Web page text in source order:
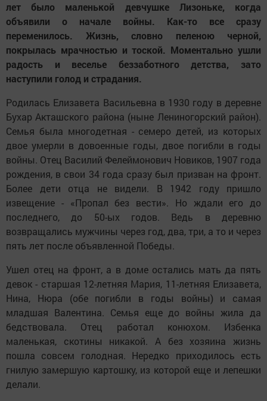
лет было маленькой девчушке Лизоньке, когда
объявили о начале войны. Как-то все сразу
переменилось. Жизнь, словно пеленою черной,
покрылась мрачностью и тоской. Моментально ушли
радость и веселье беззаботного детства, зато
наступили голод и страдания.
Родилась Елизавета Васильевна в 1930 году в деревне
Бухар Акташского района (ныне Лениногорский район).
Семья была многодетная - семеро детей, из которых
двое умерли в довоенные годы, двое погибли в годы
войны. Отец Василий Фелеймонович Новиков, 1907 года
рождения, в свои 34 года сразу был призван на фронт.
Более дети отца не видели. В 1942 году пришло
извещение - «Пропал без вести». Но ждали его до
последнего, до 50-ых годов. Ведь в деревню
возвращались мужчины через год, два, три, а то и через
пять лет после объявленной Победы.
Ушел отец на фронт, а в доме остались мать да пять
девок - старшая 12-летняя Мария, 11-летняя Елизавета,
Нина, Нюра (обе погибли в годы войны) и самая
младшая Валентина. Семья еще до войны жила да
бедствовала. Отец работал конюхом. Избенка
маленькая, скотины никакой. А без хозяина жизнь
пошла совсем голодная. Нередко приходилось есть
гнилую замершую картошку, из которой еще и лепешки
делали.